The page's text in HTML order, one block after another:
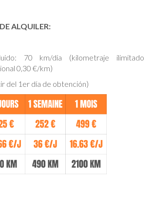
ALQUILER:
70 km/día (kilometraje ilimitado
0,30 €/km)
del 1er día de obtención)